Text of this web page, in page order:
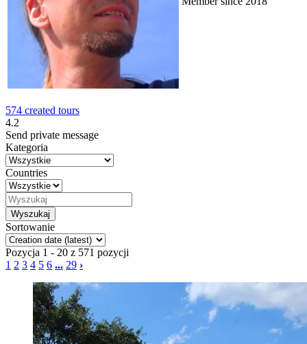
574 created tours
4.2
Send private message
Kategoria
Countries
Sortowanie
Pozycja 1 - 20 z 571 pozycji
1 2 3 4 5 6 ... 29 ›